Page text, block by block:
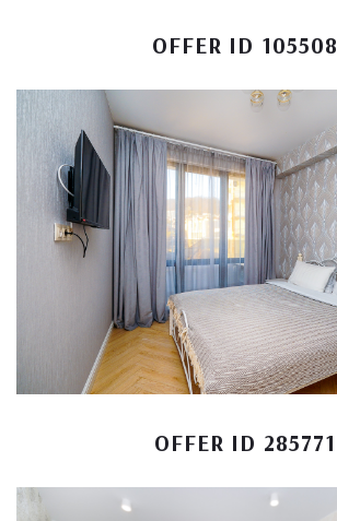
OFFER ID 105508
OFFER ID 285771